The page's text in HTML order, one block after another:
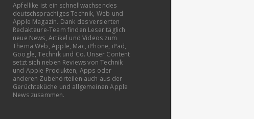
Apfellike ist ein schnellwachsendes
deutschsprachiges Technik, Web und
Apple Magazin. Dank des versierten
Redakteure-Team finden Leser täglich
neue News, Artikel und Videos zum
Thema Web, Apple, Mac, iPhone, iPad,
Google, Technik und Co. Unser Content
setzt sich neben Reviews von Technik
und Apple Produkten, Apps oder
anderen Zubehörteilen auch aus der
Gerüchteküche und allgemeinen Apple
News zusammen.